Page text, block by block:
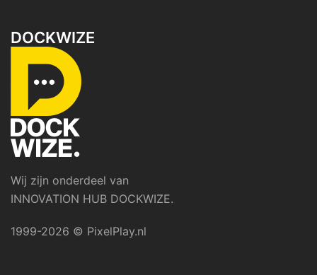
DOCKWIZE
Wij zijn onderdeel van
INNOVATION HUB DOCKWIZE.
1999-2026 © PixelPlay.nl